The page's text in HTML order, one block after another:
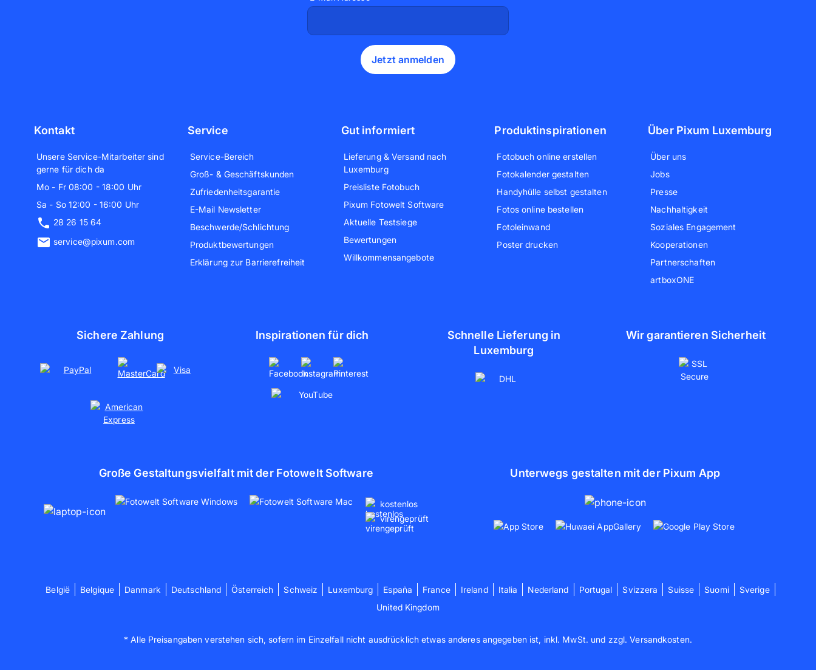
Jetzt anmelden
Kontakt
Unsere Service-Mitarbeiter sind
gerne für dich da
Mo - Fr 08:00 - 18:00 Uhr
Sa - So 12:00 - 16:00 Uhr
28 26 15 64
service@pixum.com
Service
Service-Bereich
Groß- & Geschäftskunden
Zufriedenheitsgarantie
E-Mail Newsletter
Beschwerde/Schlichtung
Produktbewertungen
Erklärung zur Barrierefreiheit
Gut informiert
Lieferung & Versand nach
Luxemburg
Preisliste Fotobuch
Pixum Fotowelt Software
Aktuelle Testsiege
Bewertungen
Willkommensangebote
Produktinspirationen
Fotobuch online erstellen
Fotokalender gestalten
Handyhülle selbst gestalten
Fotos online bestellen
Fotoleinwand
Poster drucken
Über Pixum Luxemburg
Über uns
Jobs
Presse
Nachhaltigkeit
Soziales Engagement
Kooperationen
Partnerschaften
artboxONE
Sichere Zahlung Inspirationen für dich
Schnelle Lieferung in
Luxemburg
Wir garantieren Sicherheit
Große Gestaltungsvielfalt mit der Fotowelt Software
kostenlos
virengeprüft
Unterwegs gestalten mit der Pixum App
België Belgique Danmark Deutschland Österreich Schweiz Luxemburg España France Ireland Italia Nederland Portugal Svizzera Suisse Suomi
Sverige
United Kingdom
* Alle Preisangaben verstehen sich, sofern im Einzelfall nicht ausdrücklich etwas anderes angegeben ist, inkl. MwSt. und zzgl. Versandkosten.